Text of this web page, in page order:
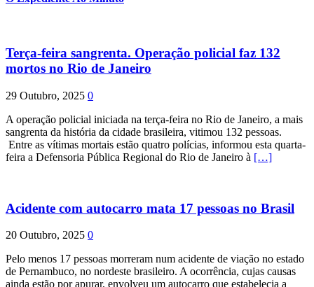
Terça-feira sangrenta. Operação policial faz 132
mortos no Rio de Janeiro
29 Outubro, 2025 0
A operação policial iniciada na terça-feira no Rio de Janeiro, a mais
sangrenta da história da cidade brasileira, vitimou 132 pessoas.
Entre as vítimas mortais estão quatro polícias, informou esta quarta-
feira a Defensoria Pública Regional do Rio de Janeiro à […]
Acidente com autocarro mata 17 pessoas no Brasil
20 Outubro, 2025 0
Pelo menos 17 pessoas morreram num acidente de viação no estado
de Pernambuco, no nordeste brasileiro. A ocorrência, cujas causas
ainda estão por apurar, envolveu um autocarro que estabelecia a